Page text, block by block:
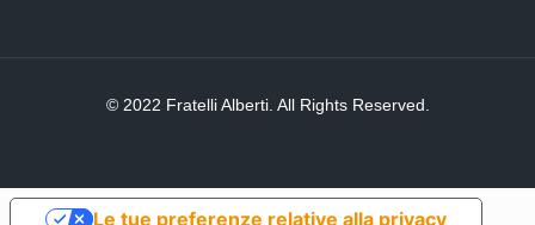
© 2022 Fratelli Alberti. All Rights Reserved.
Le tue preferenze relative alla privacy